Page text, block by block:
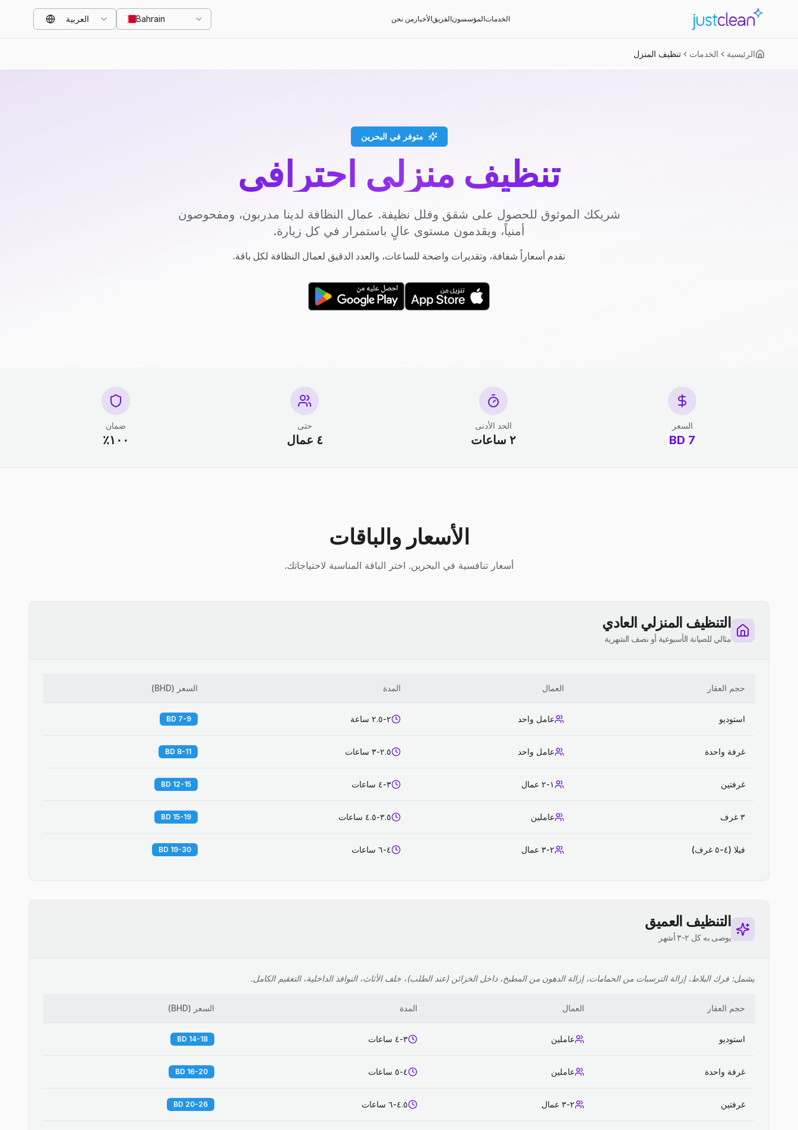
الخدماتالمؤسسونالفريقالأخبار من نحن Bahrain العربية
الرئيسية الخدمات تنظيف المنزل
متوفر في البحرين
تنظيف منزلي احترافي
شريكك الموثوق للحصول على شقق وفلل نظيفة. عمال النظافة لدينا مدربون، ومفحوصون
أمنياً، ويقدمون مستوى عالٍ باستمرار في كل زيارة.
نقدم أسعاراً شفافة، وتقديرات واضحة للساعات، والعدد الدقيق لعمال النظافة لكل باقة.
السعر
7 BD
الحد الأدنى
٢ ساعات
حتى
٤ عمال
ضمان
١٠٠٪
الأسعار والباقات
أسعار تنافسية في البحرين. اختر الباقة المناسبة لاحتياجاتك.
التنظيف المنزلي العادي
مثالي للصيانة الأسبوعية أو نصف الشهرية
حجم العقار العمال المدة السعر (
BHD
)
استوديو عامل واحد ٢-٢.٥ ساعة 7-9 BD
غرفة واحدة عامل واحد ٢.٥-٣ ساعات 8-11 BD
غرفتين ١-٢ عمال ٣-٤ ساعات 12-15 BD
٣ غرف عاملين ٣.٥-٤.٥ ساعات 15-19 BD
فيلا (٤-٥ غرف) ٢-٣ عمال ٤-٦ ساعات 19-30 BD
التنظيف العميق
يوصى به كل ٢-٣ أشهر
يشمل: فرك البلاط، إزالة الترسبات من الحمامات، إزالة الدهون من المطبخ، داخل الخزائن (عند الطلب)، خلف الأثاث، النوافذ الداخلية، التعقيم الكامل.
حجم العقار العمال المدة السعر (
BHD
)
استوديو عاملين ٣-٤ ساعات 14-18 BD
غرفة واحدة عاملين ٤-٥ ساعات 16-20 BD
غرفتين ٢-٣ عمال ٤.٥-٦ ساعات 20-26 BD